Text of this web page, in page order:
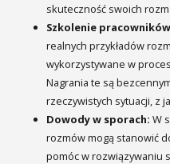
skuteczność swoich
Szkolenie
realnych przykładów
wykorzystywane w
Nagrania te są
rzeczywistych sytuacji, z
Dowody w sporach: W
rozmów mogą stanowić
pomóc w rozwiązywaniu